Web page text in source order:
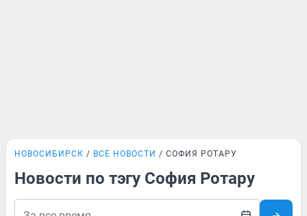
НОВОСИБИРСК ВСЕ НОВОСТИ СОФИЯ РОТАРУ
Новости по тэгу София Ротару